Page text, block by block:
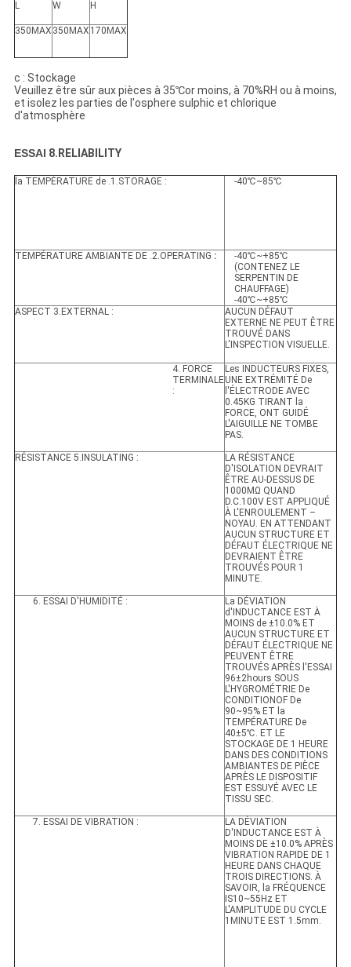
L W H
350MAX 350MAX 170MAX
c : Stockage
Veuillez être sûr aux pièces à 35℃or moins, à 70%RH ou à moins,
et isolez les parties de l'osphere sulphic et chlorique
d'atmosphère
ESSAI 8.RELIABILITY
la TEMPÉRATURE de .1.STORAGE : -40℃~85℃
TEMPÉRATURE AMBIANTE DE .2.OPERATING :
-40℃~+85℃
(CONTENEZ LE
SERPENTIN DE
CHAUFFAGE)
-40℃~+85℃
ASPECT 3.EXTERNAL :
AUCUN DÉFAUT
EXTERNE NE PEUT ÊTRE
TROUVÉ DANS
L'INSPECTION VISUELLE.
4. FORCE
TERMINALE
:
Les INDUCTEURS FIXES,
UNE EXTRÉMITÉ De
l'ÉLECTRODE AVEC
0.45KG TIRANT la
FORCE, ONT GUIDÉ
L'AIGUILLE NE TOMBE
PAS.
RÉSISTANCE 5.INSULATING :
LA RÉSISTANCE
D'ISOLATION DEVRAIT
ÊTRE AU-DESSUS DE
1000MΩ QUAND
D.C.100V EST APPLIQUÉ
À L'ENROULEMENT –
NOYAU. EN ATTENDANT
AUCUN STRUCTURE ET
DÉFAUT ÉLECTRIQUE NE
DEVRAIENT ÊTRE
TROUVÉS POUR 1
MINUTE.
6. ESSAI D'HUMIDITÉ :
La DÉVIATION
d'INDUCTANCE EST À
MOINS de ±10.0% ET
AUCUN STRUCTURE ET
DÉFAUT ÉLECTRIQUE NE
PEUVENT ÊTRE
TROUVÉS APRÈS l'ESSAI
96±2hours SOUS
L'HYGROMÉTRIE De
CONDITIONOF De
90~95% ET la
TEMPÉRATURE De
40±5℃. ET LE
STOCKAGE DE 1 HEURE
DANS DES CONDITIONS
AMBIANTES DE PIÈCE
APRÈS LE DISPOSITIF
EST ESSUYÉ AVEC LE
TISSU SEC.
7. ESSAI DE VIBRATION :
LA DÉVIATION
D'INDUCTANCE EST À
MOINS DE ±10.0% APRÈS
VIBRATION RAPIDE DE 1
HEURE DANS CHAQUE
TROIS DIRECTIONS. À
SAVOIR, la FRÉQUENCE
IS10~55Hz ET
L'AMPLITUDE DU CYCLE
1MINUTE EST 1.5mm.